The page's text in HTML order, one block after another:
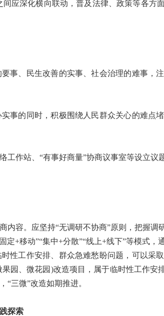
应深化横向联动，普及法律、政策等各方
、民生改善的实事、社会治理的难事，
的同时，积极围绕人民群众关心的难点
作站、“有事好商量”协商议事室等设立议
容。应坚持“无调研不协商”原则，把握调
定+移动”“集中+分散”“线上+线下”等模式
性工作安排、群众急难愁盼问题，可以采
园、微花园)改造项目，属于临时性工作安
“三微”改造如期推进。
探索